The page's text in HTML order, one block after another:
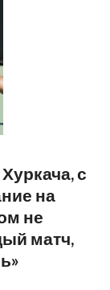
с
на
не
матч,